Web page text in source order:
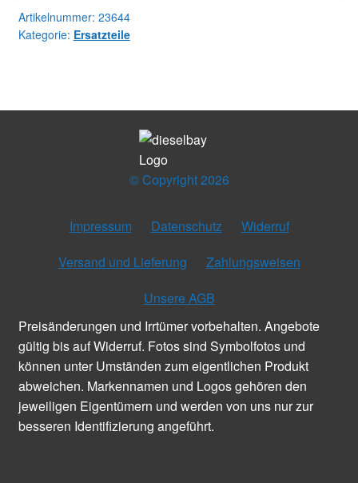
Menge
Artikelnummer: 23644
Kategorie: Ersatzteile
© Copyright 2026
Impressum Datenschutz
Widerruf
Versand und Lieferung
Zahlungsweisen
Unsere AGB
Preisänderungen und Irrtümer vorbehalten. Angebote
gültig bis auf Widerruf. Fotos sind Symbolfotos und
können unter Umständen zum eigentlichen Produkt
abweichen. Markennamen und Logos gehören den
jeweiligen Eigentümern und werden von uns nur zur
besseren Identifizierung angeführt.